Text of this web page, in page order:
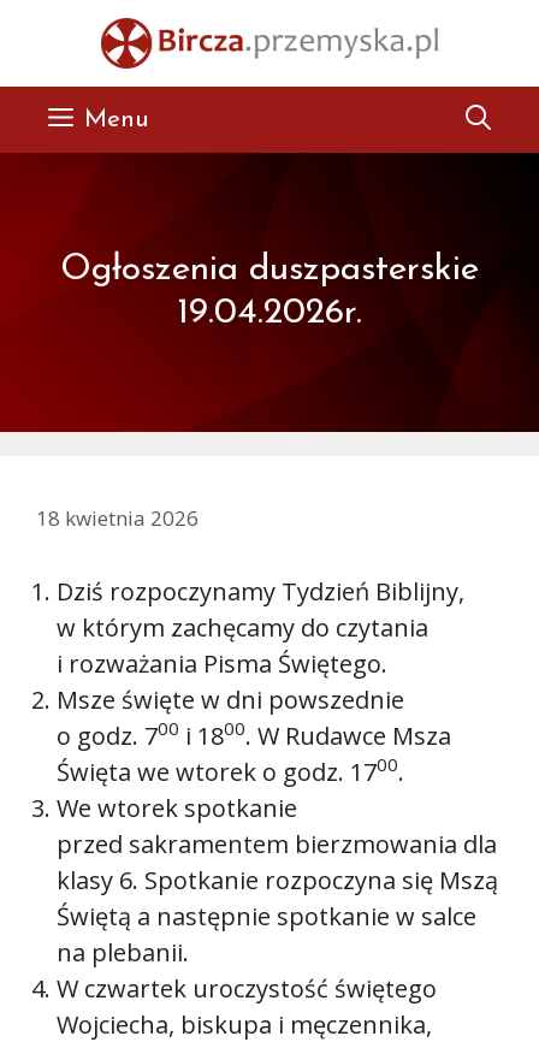
Menu
Ogłoszenia duszpasterskie
19.04.2026r.
18 kwietnia 2026
Dziś rozpoczynamy Tydzień Biblijny,
w którym zachęcamy do czytania
i rozważania Pisma Świętego.
Msze święte w dni powszednie
o godz. 700 i 1800. W Rudawce Msza
Święta we wtorek o godz. 1700.
We wtorek spotkanie
przed sakramentem bierzmowania dla
klasy 6. Spotkanie rozpoczyna się Mszą
Świętą a następnie spotkanie w salce
na plebanii.
W czwartek uroczystość świętego
Wojciecha, biskupa i męczennika,